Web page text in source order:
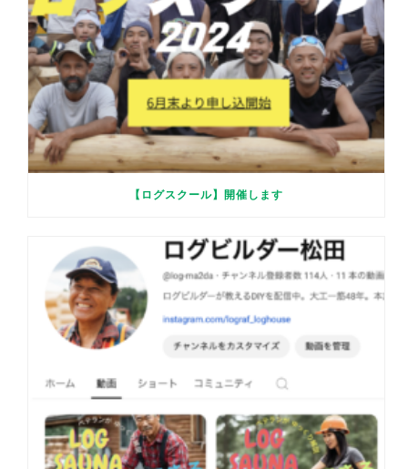
【ログスクール】開催します